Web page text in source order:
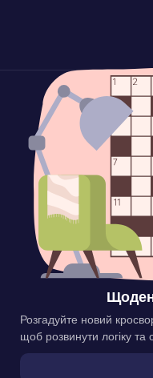
Розгадуйте новий
щоб розвинути логіку та